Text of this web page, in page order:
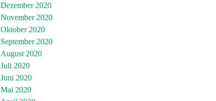
Dezember 2020
November 2020
Oktober 2020
September 2020
August 2020
Juli 2020
Juni 2020
Mai 2020